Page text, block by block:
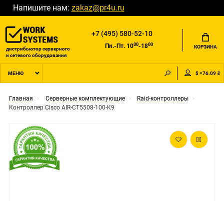
Напишите нам: zakaz@pr4u.ru
дистрибьютор серверного
и сетевого оборудования
+7 (495) 580-52-10
Пн.-Пт. 1000-1800 КОРЗИНА
МЕНЮ $ =76.09 ₽
Главная Серверные комплектующие
Raid-контроллеры
Контроллер Cisco AIR-CT5508-100-K9